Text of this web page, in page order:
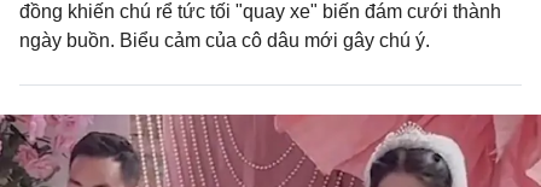
đồng khiến chú rể tức tối "quay xe" biến đám cưới thành
ngày buồn. Biểu cảm của cô dâu mới gây chú ý.